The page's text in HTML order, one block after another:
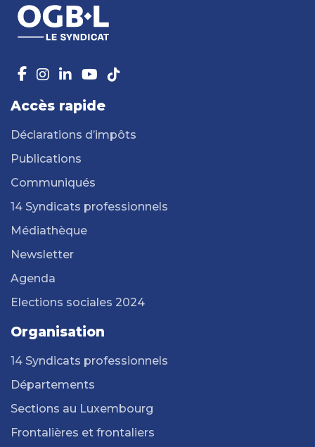
Accès rapide
Déclarations d’impôts
Publications
Communiqués
14 Syndicats professionnels
Médiathèque
Newsletter
Agenda
Elections sociales 2024
Organisation
14 Syndicats professionnels
Départements
Sections au Luxembourg
Frontalières et frontaliers